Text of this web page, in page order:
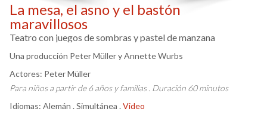
La mesa, el asno y el bastón
maravillosos
Teatro con juegos de sombras y pastel de manzana
Una producción Peter Müller y Annette Wurbs
Actores: Peter Müller
Para niños a partir de 6 años y familias . Duración 60 minutos
Idiomas: Alemán . Simultánea .Video